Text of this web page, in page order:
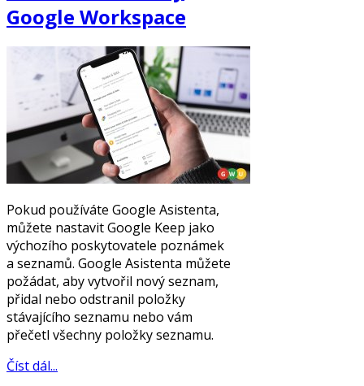
Google Workspace
Pokud používáte Google Asistenta,
můžete nastavit Google Keep jako
výchozího poskytovatele poznámek
a seznamů. Google Asistenta můžete
požádat, aby vytvořil nový seznam,
přidal nebo odstranil položky
stávajícího seznamu nebo vám
přečetl všechny položky seznamu.
Číst dál...